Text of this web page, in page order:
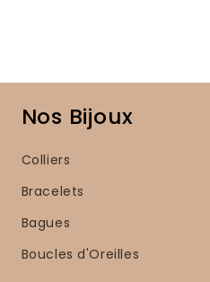
Nos Bijoux
Colliers
Bracelets
Bagues
Boucles d'Oreilles